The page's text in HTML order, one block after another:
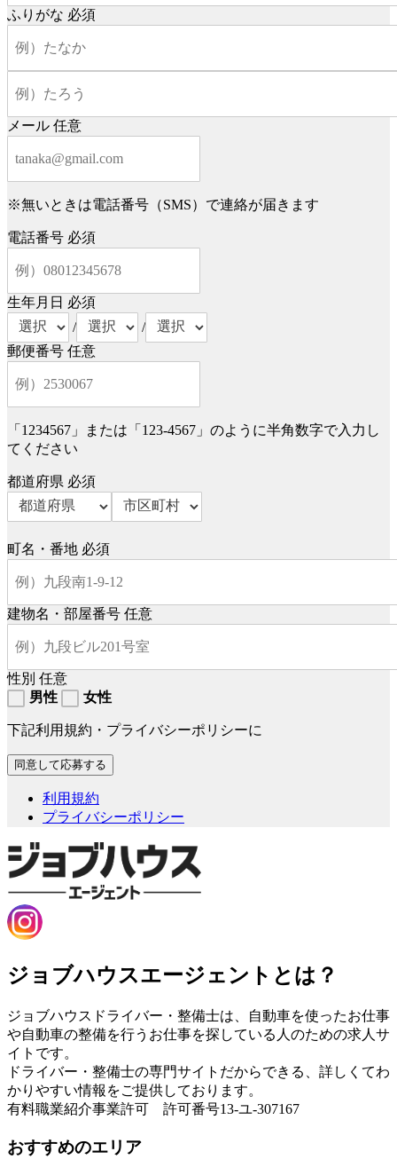
ふりがな 必須
メール 任意
※無いときは電話番号（SMS）で連絡が届きます
電話番号 必須
生年月日 必須
/
/
郵便番号 任意
「1234567」または「123-4567」のように半角数字で入力し
てください
都道府県 必須
町名・番地 必須
建物名・部屋番号 任意
性別 任意
男性
女性
下記利用規約・プライバシーポリシーに
利用規約
プライバシーポリシー
ジョブハウスエージェントとは？
ジョブハウスドライバー・整備士は、自動車を使ったお仕事
や自動車の整備を行うお仕事を探している人のための求人サ
イトです。
ドライバー・整備士の専門サイトだからできる、詳しくてわ
かりやすい情報をご提供しております。
有料職業紹介事業許可 許可番号13-ユ-307167
おすすめのエリア